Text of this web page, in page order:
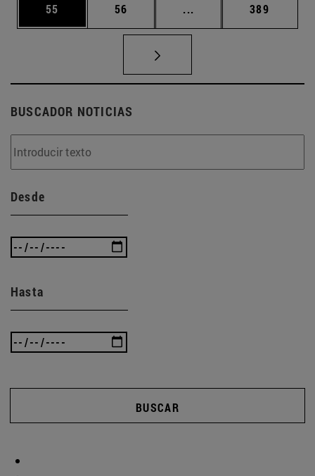
Página
55 Página
56 ... Páginas intermedias
Página
389
BUSCADOR NOTICIAS
Desde
Hasta
BUSCAR